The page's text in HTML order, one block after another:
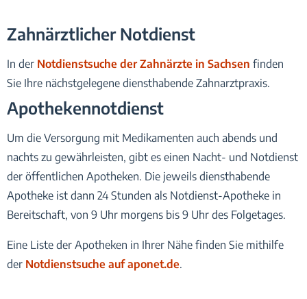
Zahnärztlicher Notdienst
In der Notdienstsuche der Zahnärzte in Sachsen finden
Sie Ihre nächstgelegene diensthabende Zahnarztpraxis.
Apothekennotdienst
Um die Versorgung mit Medikamenten auch abends und
nachts zu gewährleisten, gibt es einen Nacht- und Notdienst
der öffentlichen Apotheken. Die jeweils diensthabende
Apotheke ist dann 24 Stunden als Notdienst-Apotheke in
Bereitschaft, von 9 Uhr morgens bis 9 Uhr des Folgetages.
Eine Liste der Apotheken in Ihrer Nähe finden Sie mithilfe
der Notdienstsuche auf aponet.de.